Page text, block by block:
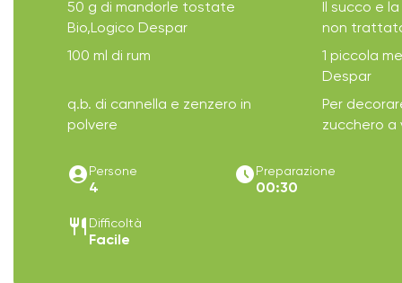
50 g di mandorle tostate
Bio,Logico Despar
Il succo e
non
100 ml di rum
1 piccola
Despar
q.b. di cannella e zenzero in
polvere
Per
zucchero a
account_circle Persone
4
access_time_filled Preparazione
00:30
restaurant Difficoltà
Facile